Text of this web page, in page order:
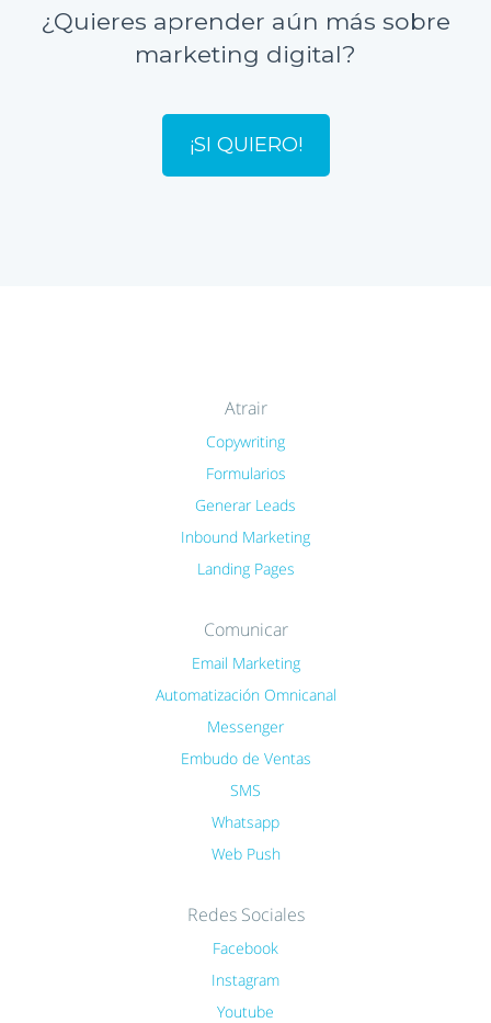
¿Quieres aprender aún más sobre
marketing digital?
¡SI QUIERO!
Atrair
Copywriting
Formularios
Generar Leads
Inbound Marketing
Landing Pages
Comunicar
Email Marketing
Automatización Omnicanal
Messenger
Embudo de Ventas
SMS
Whatsapp
Web Push
Redes Sociales
Facebook
Instagram
Youtube